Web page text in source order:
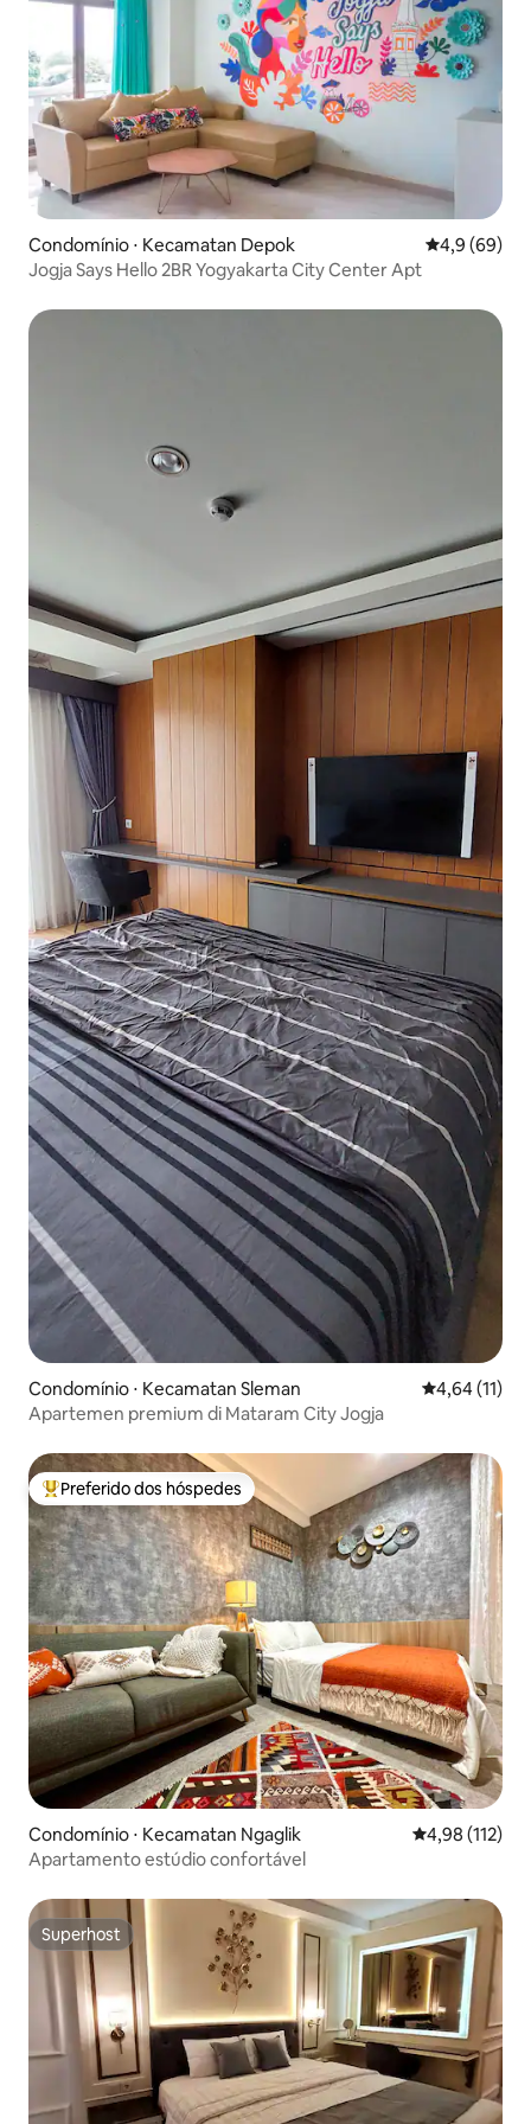
Condomínio ⋅ Kecamatan Depok 4,9 de uma
4,9 (69)
Jogja Says Hello 2BR Yogyakarta City Center Apt
Condomínio ⋅ Kecamatan Sleman 4,64 de uma
4,64 (11)
Apartemen premium di Mataram City Jogja
Entre os melhores preferidos dos hóspedes
Preferido dos hóspedes
Condomínio ⋅ Kecamatan Ngaglik 4,98 de uma
4,98 (112)
Apartamento estúdio confortável
Superhost
Superhost